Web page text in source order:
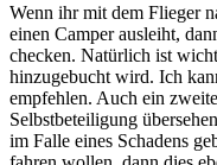
Wenn ihr mit dem Flieger
einen Camper ausleiht,
checken. Natürlich ist
hinzugebucht wird. Ich
empfehlen. Auch ein
Selbstbeteiligung
im Falle eines Schadens